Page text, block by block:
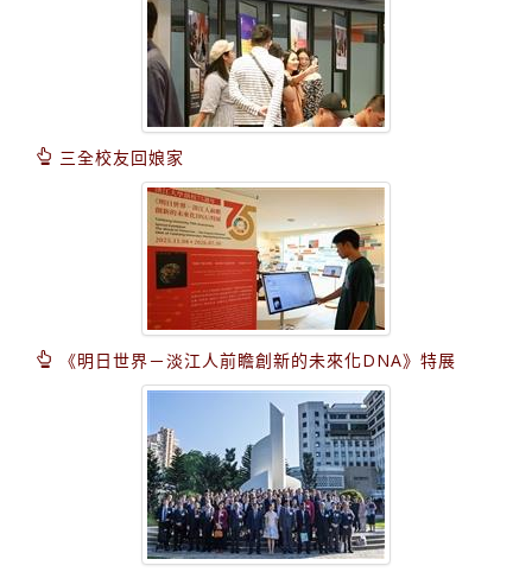
三全校友回娘家
《明日世界－淡江人前瞻創新的未來化DNA》特展